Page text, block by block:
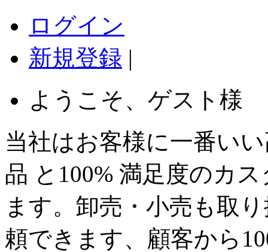
ログイン
新規登録 |
ようこそ、ゲスト様
当社はお客様に一番い
品 と100% 満足度のカ
ます。卸売・小売も取
頼できます、顧客から